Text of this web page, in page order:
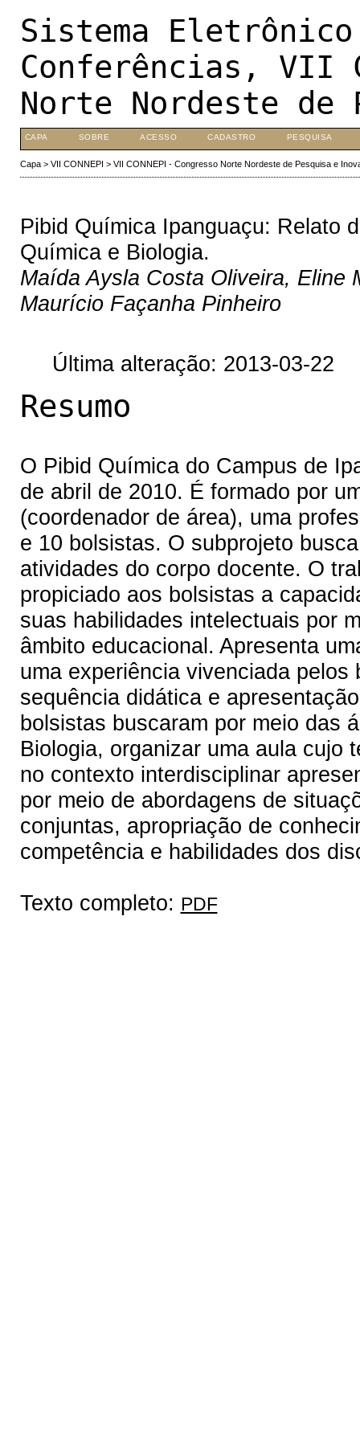
Sistema
Conferências, VII
Norte Nordeste de
CAPA SOBRE ACESSO CADASTRO PESQUISA
Capa> VII CONNEPI > VII CONNEPI - Congresso Norte Nordeste de Pesquisa e
Pibid Química Ipanguaçu: Relato
Química e Biologia.
Maída Aysla Costa Oliveira, Eline
Maurício Façanha Pinheiro
Última alteração: 2013-03-22
Resumo
O Pibid Química do Campus de
de abril de 2010. É formado por
(coordenador de área), uma
e 10 bolsistas. O subprojeto
atividades do corpo docente. O
propiciado aos bolsistas a
suas habilidades intelectuais por
âmbito educacional. Apresenta
uma experiência vivenciada
sequência didática e
bolsistas buscaram por meio das
Biologia, organizar uma aula cujo
no contexto interdisciplinar
por meio de abordagens de
conjuntas, apropriação de
competência e habilidades dos
Texto completo: PDF